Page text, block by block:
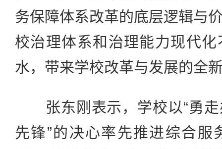
务保障体系改革的底层逻辑与
校治理体系和治理能力现代
水，带来学校改革与发展的全
张东刚表示，学校以“勇走
先锋”的决心率先推进综合服